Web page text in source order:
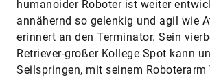
humanoider Roboter ist weiter
annähernd so gelenkig und agil wie
erinnert an den Terminator. Sein
Retriever-großer Kollege Spot kann
Seilspringen, mit seinem